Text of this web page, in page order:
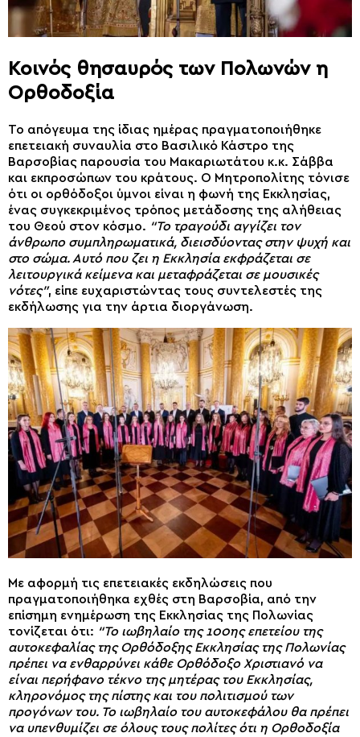
Κοινός θησαυρός των Πολωνών η
Ορθοδοξία
Το απόγευμα της ίδιας ημέρας πραγματοποιήθηκε
επετειακή συναυλία στο Βασιλικό Κάστρο της
Βαρσοβίας παρουσία του Μακαριωτάτου κ.κ. Σάββα
και εκπροσώπων του κράτους. Ο Μητροπολίτης τόνισε
ότι οι ορθόδοξοι ύμνοι είναι η φωνή της Εκκλησίας,
ένας συγκεκριμένος τρόπος μετάδοσης της αλήθειας
του Θεού στον κόσμο. “Το τραγούδι αγγίζει τον
άνθρωπο συμπληρωματικά, διεισδύοντας στην ψυχή και
στο σώμα. Αυτό που ζει η Εκκλησία εκφράζεται σε
λειτουργικά κείμενα και μεταφράζεται σε μουσικές
νότες”, είπε ευχαριστώντας τους συντελεστές της
εκδήλωσης για την άρτια διοργάνωση.
Με αφορμή τις επετειακές εκδηλώσεις που
πραγματοποιήθηκα εχθές στη Βαρσοβία, από την
επίσημη ενημέρωση της Εκκλησίας της Πολωνίας
τονίζεται ότι: “Το ιωβηλαίο της 100ης επετείου της
αυτοκεφαλίας της Ορθόδοξης Εκκλησίας της Πολωνίας
πρέπει να ενθαρρύνει κάθε Ορθόδοξο Χριστιανό να
είναι περήφανο τέκνο της μητέρας του Εκκλησίας,
κληρονόμος της πίστης και του πολιτισμού των
προγόνων του. Το ιωβηλαίο του αυτοκεφάλου θα πρέπει
να υπενθυμίζει σε όλους τους πολίτες ότι η Ορθοδοξία